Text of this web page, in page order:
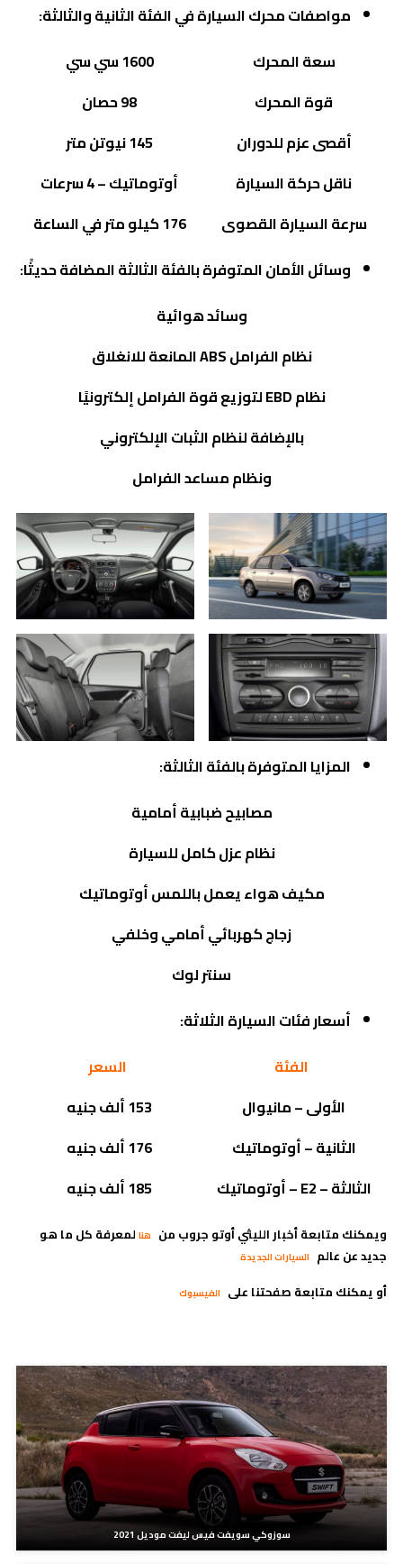
مواصفات محرك السيارة في الفئة الثانية والثالثة:
سعة المحرك
1600 سي سي
قوة المحرك
98 حصان
أقصى عزم للدوران
145 نيوتن متر
ناقل حركة السيارة
أوتوماتيك – 4 سرعات
سرعة السيارة القصوى
176 كيلو متر في الساعة
وسائل الأمان المتوفرة بالفئة الثالثة المضافة حديثًا:
وسائد هوائية
نظام الفراملABSالمانعة للانغلاق
نظامEBDلتوزيع قوة الفرامل إلكترونيًا
بالإضافة لنظام الثبات الإلكتروني
ونظام مساعد الفرامل
المزايا المتوفرة بالفئة الثالثة:
مصابيح ضبابية أمامية
نظام عزل كامل للسيارة
مكيف هواء يعمل باللمس أوتوماتيك
زجاج كهربائي أمامي وخلفي
سنتر لوك
أسعار فئات السيارة الثلاثة:
الفئة
السعر
الأولى – مانيوال
153 ألف جنيه
الثانية – أوتوماتيك
176 ألف جنيه
الثالثة –E2– أوتوماتيك 185 ألف جنيه
ويمكنك متابعة أخبار الليثي أوتو جروب من هنا لمعرفة كل ما هو
جديد عن عالم السيارات الجديدة
أو يمكنك متابعة صفحتنا على الفيسبوك
سوزوكي سويفت فيس ليفت موديل 2021